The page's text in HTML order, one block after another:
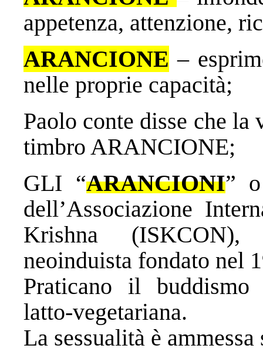
appetenza, attenzione,
ARANCIONE –
nelle proprie capacità;
Paolo conte disse che
timbro ARANCIONE;
GLI “ARANCIONI”
dell’Associazione
Krishna
neoinduista fondato nel
Praticano il buddismo
latto-vegetariana.
La sessualità è